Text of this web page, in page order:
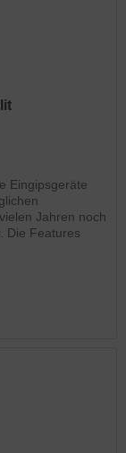
Eingipsgeräte
Jahren noch
Die Features